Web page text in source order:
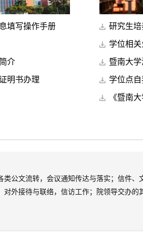
填写操作手册
介
明书办理
研究生培
学位相
暨南大学
学位点
《暨南大学
公文流转，会议通知传达与落实；信件、
外接待与联络，信访工作；院领导交办的